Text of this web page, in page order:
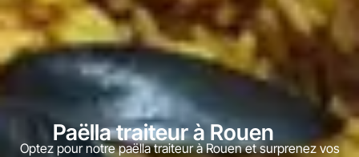
Paëlla traiteur à Rouen
Optez pour notre paëlla traiteur à Rouen et surprenez vos